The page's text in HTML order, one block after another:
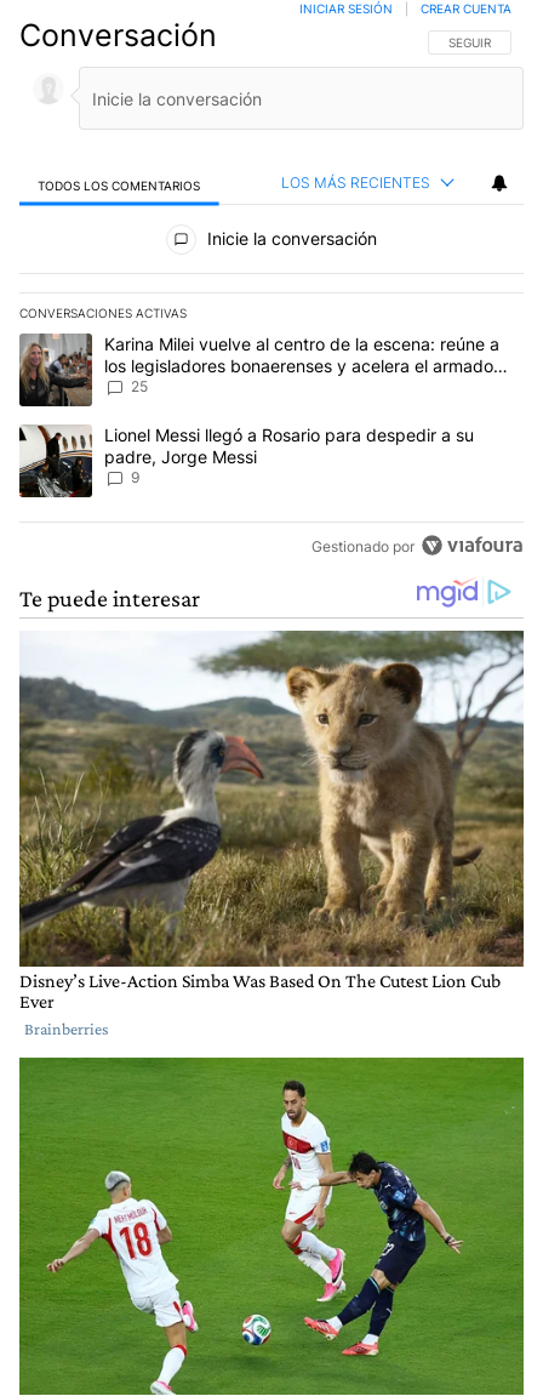
Conversación SIGA ESTA
SEGUIR
INICIAR SESIÓN CREAR CUENTA
TODOS LOS COMENTARIOS LOS MÁS RECIENTES
Todos los comentarios
Inicie la conversación
CONVERSACIONES ACTIVAS
Este listado muestra los artículos con más comentarios en los
Un artículo de tendencia con el título "Karina Milei vuelve al
Karina Milei vuelve al centro de la escena: reúne a
los legisladores bonaerenses y acelera el armado
para 2027
25
Un artículo de tendencia con el título "Lionel Messi llegó a
Lionel Messi llegó a Rosario para despedir a su
padre, Jorge Messi
9
Gestionado por